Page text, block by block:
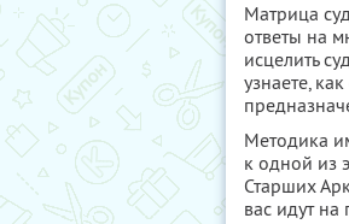
Матрица
ответы на
исцелить
узнаете,
Методика
к одной из
Старших
вас идут